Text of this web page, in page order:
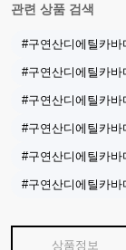
관련 상품 검색
#구연산디에틸카바
#구연산디에틸카바
#구연산디에틸카바
#구연산디에틸카바
#구연산디에틸카바
#구연산디에틸카바
상품정보